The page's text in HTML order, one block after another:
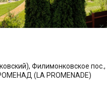
Филимонковское пос.,
(LA PROMENADE)